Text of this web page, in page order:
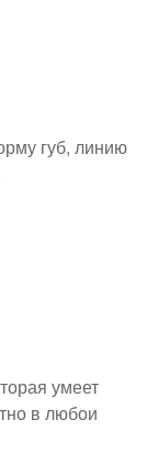
губ, линию
умеет
в любои